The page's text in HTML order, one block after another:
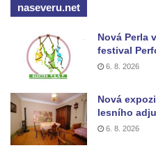
Třebušíně
Fischera na domě čp. 5/16
května v Rumburku
severně od Tokáně
Obrázek svatého Huberta na
Huberta
naseveru.net
Nová Perla
festival
6. 8. 2026
Nová
lesního
6. 8. 2026